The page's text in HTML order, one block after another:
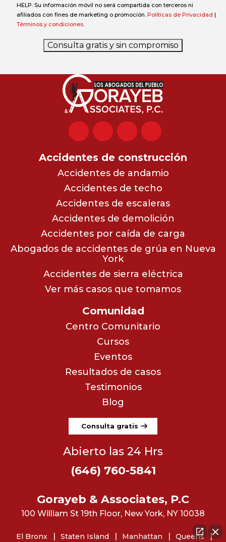
HELP. Su información móvil no será compartida con terceros ni
afiliados con fines de marketing o promoción. Políticas de Privacidad |
Términos y condiciones.
Consulta gratis y sin compromiso
Accidentes de construcción
Accidentes de andamio
Accidentes de techo
Accidentes de escaleras
Accidentes de demolición
Accidentes por caída de carga
Abogados de accidentes de grúa en Nueva
York
Accidentes de sierra eléctrica
Ver más casos que tomamos
Comunidad
Centro Comunitario
Cursos
Eventos
Resultados de casos
Testimonios
Blog
Consulta gratis
Abierto las 24 Hrs
(646) 760-5841
Gorayeb & Associates, P.C
100 William St 19th Floor, New York, NY 10038
El Bronx Staten Island Manhattan
Queens